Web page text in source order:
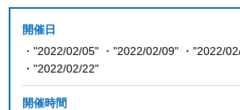
開催日
・"2022/02/05" ・"2022/02/09" ・"2022/
・"2022/02/22"
開催時間